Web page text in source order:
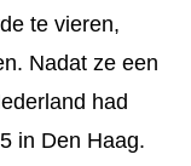
te vieren,
Nadat ze een
had
in Den Haag.